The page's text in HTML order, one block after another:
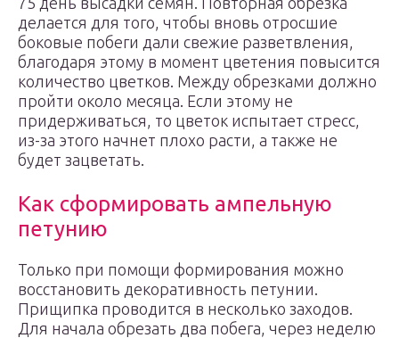
делается для того, чтобы вновь отросшие
боковые побеги дали свежие разветвления,
благодаря этому в момент цветения повысится
количество цветков. Между обрезками должно
пройти около месяца. Если этому не
придерживаться, то цветок испытает стресс,
из-за этого начнет плохо расти, а также не
будет зацветать.
Как сформировать ампельную
петунию
Только при помощи формирования можно
восстановить декоративность петунии.
Прищипка проводится в несколько заходов.
Для начала обрезать два побега, через неделю